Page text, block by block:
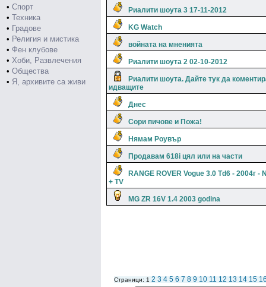
• Спорт
• Техника
• Градове
• Религия и мистика
• Фен клубове
• Хоби, Развлечения
• Общества
• Я, архивите са живи
Риалити шоута 3 17-11-2012
KG Watch
войната на мненията
Риалити шоута 2 02-10-2012
Риалити шоута. Дайте тук да
идващите
Днес
Сори пичове и Пожа!
Нямам Роувър
Продавам 618i цял или на части
RANGE ROVER Vogue 3.0 Td6 - 2004г -
+ TV
MG ZR 16V 1.4 2003 godina
Страници: 1 2 3 4 5 6 7 8 9 10 11 12 13 14 15